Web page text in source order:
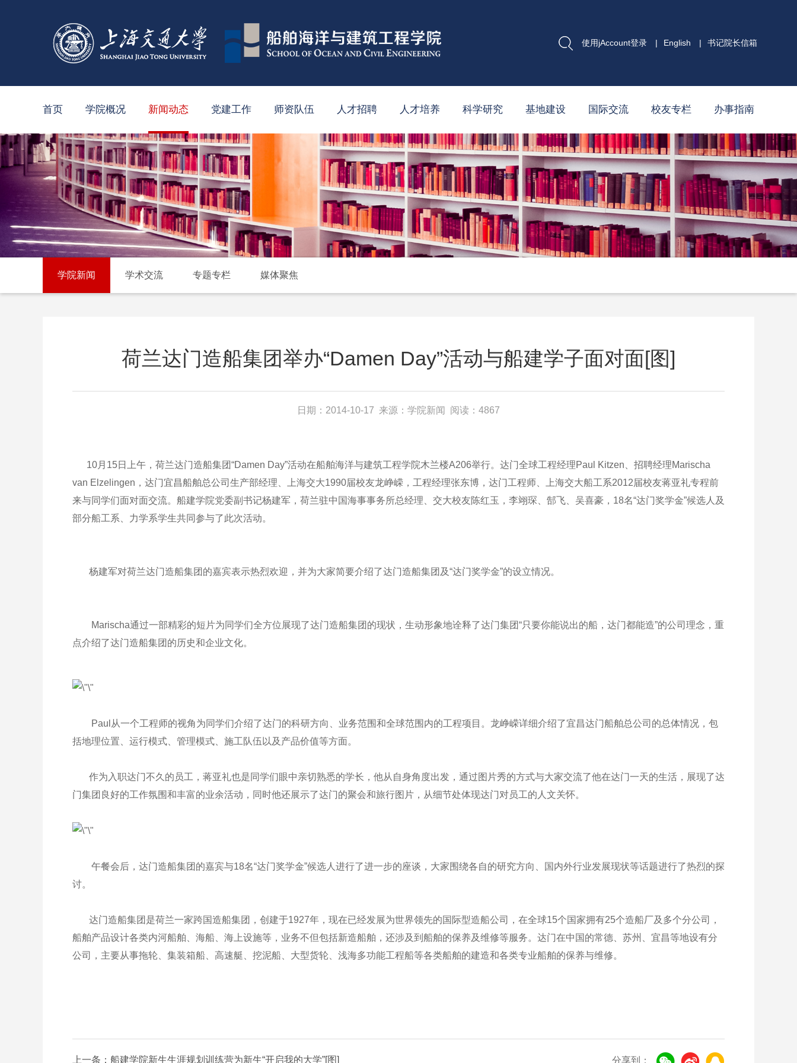
使用jAccount登录 | English | 书记院长信箱
首页 学院概况 新闻动态 党建工作 师资队伍 人才招聘 人才培养 科学研究 基地建设 国际交流 校友专栏 办事指南
学院新闻 学术交流 专题专栏 媒体聚焦
荷兰达门造船集团举办“Damen Day”活动与船建学子面对面[图]
日期：2014-10-17 来源：学院新闻 阅读：4867
10月15日上午，荷兰达门造船集团“Damen Day”活动在船舶海洋与建筑工程学院木兰楼A206举行。达门全球工程经理Paul Kitzen、招聘经理Marischa
van Elzelingen，达门宜昌船舶总公司生产部经理、上海交大1990届校友龙峥嵘，工程经理张东博，达门工程师、上海交大船工系2012届校友蒋亚礼专程前
来与同学们面对面交流。船建学院党委副书记杨建军，荷兰驻中国海事事务所总经理、交大校友陈红玉，李翊琛、郜飞、吴喜豪，18名“达门奖学金”候选人及
部分船工系、力学系学生共同参与了此次活动。
杨建军对荷兰达门造船集团的嘉宾表示热烈欢迎，并为大家简要介绍了达门造船集团及“达门奖学金”的设立情况。
Marischa通过一部精彩的短片为同学们全方位展现了达门造船集团的现状，生动形象地诠释了达门集团“只要你能说出的船，达门都能造”的公司理念，重
点介绍了达门造船集团的历史和企业文化。
Paul从一个工程师的视角为同学们介绍了达门的科研方向、业务范围和全球范围内的工程项目。龙峥嵘详细介绍了宜昌达门船舶总公司的总体情况，包
括地理位置、运行模式、管理模式、施工队伍以及产品价值等方面。
作为入职达门不久的员工，蒋亚礼也是同学们眼中亲切熟悉的学长，他从自身角度出发，通过图片秀的方式与大家交流了他在达门一天的生活，展现了达
门集团良好的工作氛围和丰富的业余活动，同时他还展示了达门的聚会和旅行图片，从细节处体现达门对员工的人文关怀。
午餐会后，达门造船集团的嘉宾与18名“达门奖学金”候选人进行了进一步的座谈，大家围绕各自的研究方向、国内外行业发展现状等话题进行了热烈的探
讨。
达门造船集团是荷兰一家跨国造船集团，创建于1927年，现在已经发展为世界领先的国际型造船公司，在全球15个国家拥有25个造船厂及多个分公司，
船舶产品设计各类内河船舶、海船、海上设施等，业务不但包括新造船舶，还涉及到船舶的保养及维修等服务。达门在中国的常德、苏州、宜昌等地设有分
公司，主要从事拖轮、集装箱船、高速艇、挖泥船、大型货轮、浅海多功能工程船等各类船舶的建造和各类专业船舶的保养与维修。
上一条：船建学院新生生涯规划训练营为新生“开启我的大学”[图] 分享到：